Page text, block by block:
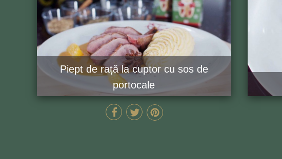
Piept de rață la cuptor cu sos de
portocale
40 MIN GĂTEȘTE ACUM